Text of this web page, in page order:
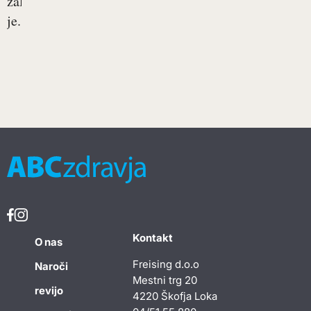
je...
O nas
Naroči
revijo
Kontakt
Freising d.o.o
Mestni trg 20
4220 Škofja Loka